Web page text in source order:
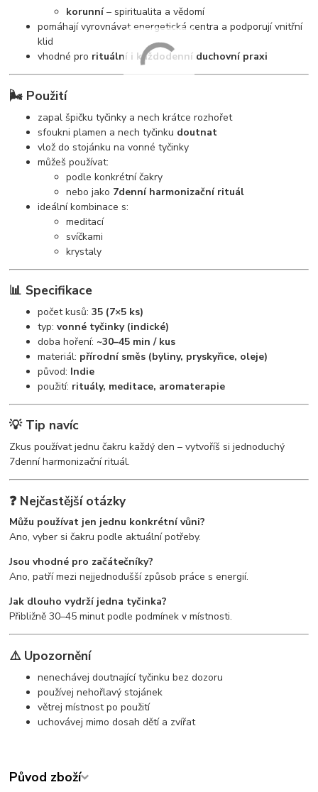
korunní– spiritualita a vědomí
pomáhají vyrovnávat energetická centra a podporují vnitřní
klid
vhodné pro rituální i každodenní duchovní praxi
🌬️ Použití
zapal špičku tyčinky a nech krátce rozhořet
sfoukni plamen a nech tyčinku doutnat
vlož do stojánku na vonné tyčinky
můžeš používat:
podle konkrétní čakry
nebo jako 7denní harmonizační rituál
ideální kombinace s:
meditací
svíčkami
krystaly
📊 Specifikace
počet kusů:35 (7×5 ks)
typ:vonné tyčinky (indické)
doba hoření: ~30–45 min / kus
materiál: přírodní směs (byliny, pryskyřice, oleje)
původ: Indie
použití: rituály, meditace, aromaterapie
💡 Tip navíc
Zkus používat jednu čakru každý den – vytvoříš si jednoduchý
7denní harmonizační rituál.
❓ Nejčastější otázky
Můžu používat jen jednu konkrétní vůni?
Ano, vyber si čakru podle aktuální potřeby.
Jsou vhodné pro začátečníky?
Ano, patří mezi nejjednodušší způsob práce s energií.
Jak dlouho vydrží jedna tyčinka?
Přibližně 30–45 minut podle podmínek v místnosti.
⚠️ Upozornění
nenechávej doutnající tyčinku bez dozoru
používej nehořlavý stojánek
větrej místnost po použití
uchovávej mimo dosah dětí a zvířat
Původ zboží